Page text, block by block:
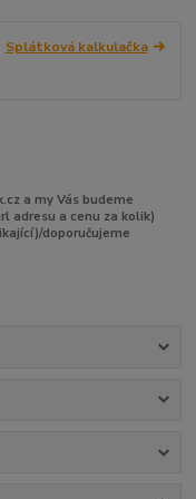
Splátková kalkulačka
a my Vás budeme
adresu a cenu za kolik)
doporučujeme